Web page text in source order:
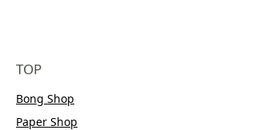
TOP
Bong Shop
Paper Shop